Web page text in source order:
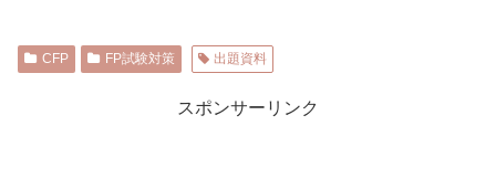
CFP FP試験対策 出題資料
スポンサーリンク